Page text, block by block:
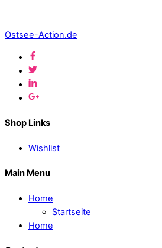
Ostsee-Action.de
Shop Links
Wishlist
Main Menu
Home
Startseite
Home